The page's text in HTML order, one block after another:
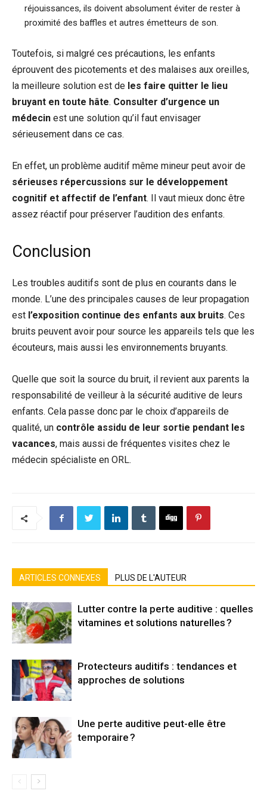
réjouissances, ils doivent absolument éviter de rester à
proximité des baffles et autres émetteurs de son.
Toutefois, si malgré ces précautions, les enfants
éprouvent des picotements et des malaises aux oreilles,
la meilleure solution est de les faire quitter le lieu
bruyant en toute hâte. Consulter d’urgence un
médecin est une solution qu’il faut envisager
sérieusement dans ce cas.
En effet, un problème auditif même mineur peut avoir de
sérieuses répercussions sur le développement
cognitif et affectif de l’enfant. Il vaut mieux donc être
assez réactif pour préserver l’audition des enfants.
Conclusion
Les troubles auditifs sont de plus en courants dans le
monde. L’une des principales causes de leur propagation
est l’exposition continue des enfants aux bruits. Ces
bruits peuvent avoir pour source les appareils tels que les
écouteurs, mais aussi les environnements bruyants.
Quelle que soit la source du bruit, il revient aux parents la
responsabilité de veilleur à la sécurité auditive de leurs
enfants. Cela passe donc par le choix d’appareils de
qualité, un contrôle assidu de leur sortie pendant les
vacances, mais aussi de fréquentes visites chez le
médecin spécialiste en ORL.
ARTICLES CONNEXES PLUS DE L'AUTEUR
Lutter contre la perte auditive : quelles
vitamines et solutions naturelles ?
Protecteurs auditifs : tendances et
approches de solutions
Une perte auditive peut-elle être
temporaire ?